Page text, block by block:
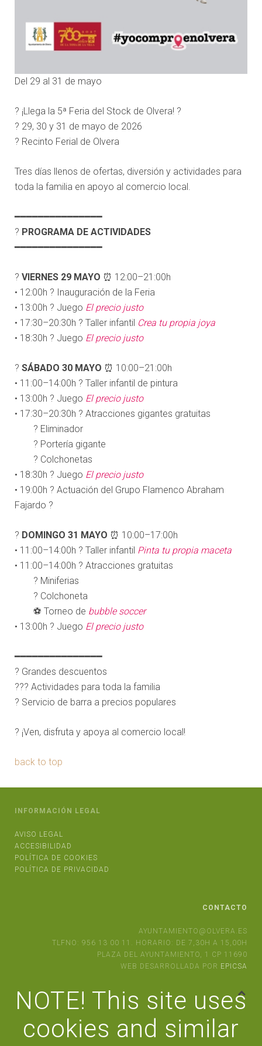
Del 29 al 31 de mayo
?️ ¡Llega la 5ª Feria del Stock de Olvera! ?️
? 29, 30 y 31 de mayo de 2026
? Recinto Ferial de Olvera
Tres días llenos de ofertas, diversión y actividades para
toda la familia en apoyo al comercio local.
━━━━━━━━━━━━━━━
? PROGRAMA DE ACTIVIDADES
━━━━━━━━━━━━━━━
? VIERNES 29 MAYO ⏰ 12:00–21:00h
• 12:00h ? Inauguración de la Feria
• 13:00h ? Juego El precio justo
• 17:30–20:30h ? Taller infantil Crea tu propia joya
• 18:30h ? Juego El precio justo
? SÁBADO 30 MAYO ⏰ 10:00–21:00h
• 11:00–14:00h ? Taller infantil de pintura
• 13:00h ? Juego El precio justo
• 17:30–20:30h ? Atracciones gigantes gratuitas
? Eliminador
? Portería gigante
? Colchonetas
• 18:30h ? Juego El precio justo
• 19:00h ? Actuación del Grupo Flamenco Abraham
Fajardo ?
? DOMINGO 31 MAYO ⏰ 10:00–17:00h
• 11:00–14:00h ? Taller infantil Pinta tu propia maceta
• 11:00–14:00h ? Atracciones gratuitas
? Miniferias
? Colchoneta
⚽ Torneo de bubble soccer
• 13:00h ? Juego El precio justo
━━━━━━━━━━━━━━━
? Grandes descuentos
?‍?‍? Actividades para toda la familia
? Servicio de barra a precios populares
? ¡Ven, disfruta y apoya al comercio local!
back to top
INFORMACIÓN LEGAL
AVISO LEGAL
ACCESIBILIDAD
POLÍTICA DE COOKIES
POLÍTICA DE PRIVACIDAD
CONTACTO
AYUNTAMIENTO@OLVERA.ES
TLFNO: 956 13 00 11. HORARIO: DE 7,30H A 15,00H
PLAZA DEL AYUNTAMIENTO, 1 CP 11690
WEB DESARROLLADA POR EPICSA
NOTE! This site uses
cookies and similar